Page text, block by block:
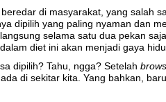
di masyarakat, yang salah
dipilih yang paling nyaman dan
selama satu dua pekan
diet ini akan menjadi gaya
dipilih? Tahu, ngga? Setelah
di sekitar kita. Yang bahkan,